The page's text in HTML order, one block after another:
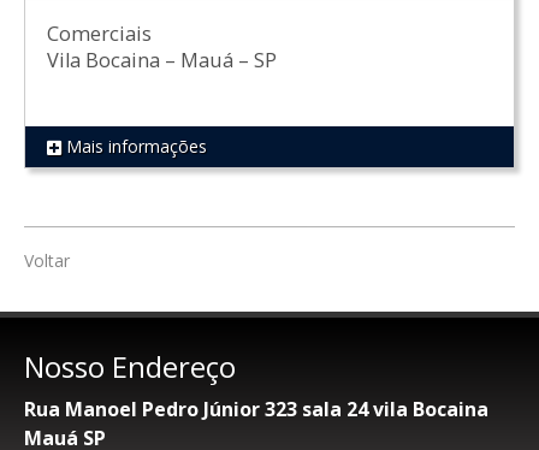
REF 540
Comerciais
Vila Bocaina – Mauá – SP
Mais informações
Voltar
Nosso Endereço
Rua Manoel Pedro Júnior 323 sala 24 vila Bocaina
Mauá SP